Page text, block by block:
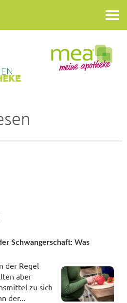
Schwangerschaft: Was
der Regel
aber
zu sich
der...